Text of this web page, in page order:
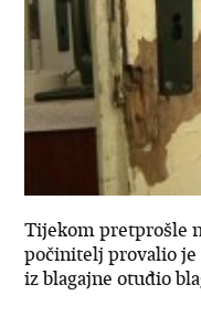
Tijekom pretprošle
počinitelj provalio je
iz blagajne otuđio